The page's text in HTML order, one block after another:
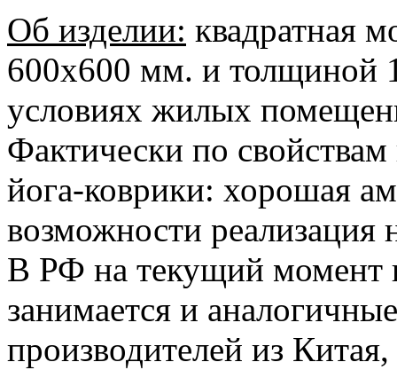
Об изделии: квадратная
600х600 мм. и толщиной
условиях жилых
Фактически по
йога-коврики: хорошая
возможности реализация
В РФ на текущий момент
занимается и
производителей из Китая,